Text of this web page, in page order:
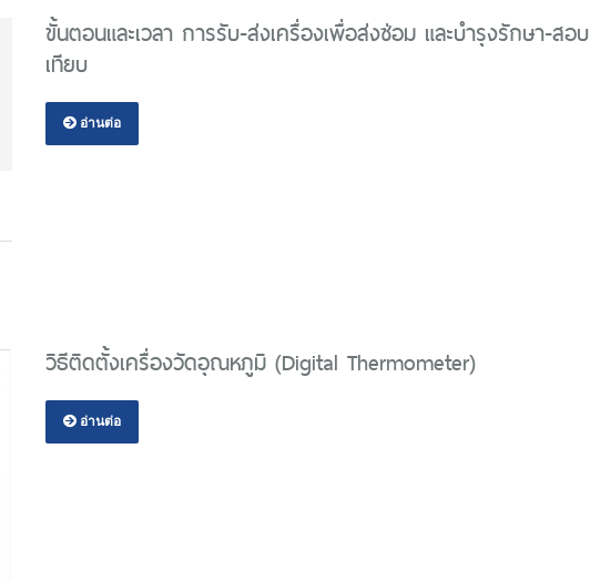
ขั้นตอนและเวลา การรับ-ส่งเครื่องเพื่อส่งซ่อม และบำรุงรักษา-สอบ
เทียบ
อ่านต่อ
วิธีติดตั้งเครื่องวัดอุณหภูมิ (Digital Thermometer)
อ่านต่อ